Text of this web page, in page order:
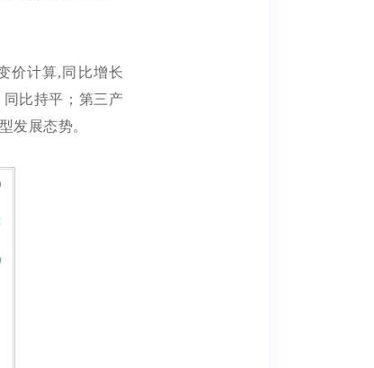
价计算, 同比增长
同比持平；第三产
发展态势。